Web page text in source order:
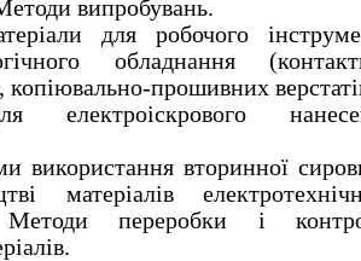
випробувань.
для робочого
обладнання
прошивних
електроіскрового
вторинної
матеріалів
Методи переробки і